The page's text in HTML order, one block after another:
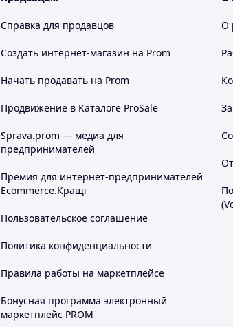
Справка для продавцов
Создать интернет-магазин на Prom
Начать продавать на Prom
Продвижение в Каталоге ProSale
Sprava.prom — медиа для
предпринимателей
Премия для интернет-предпринимателей
Ecommerce.Кращі
Пользовательское соглашение
Политика конфиденциальности
Правила работы на маркетплейсе
Бонусная программа электронный
маркетплейс PROM
О